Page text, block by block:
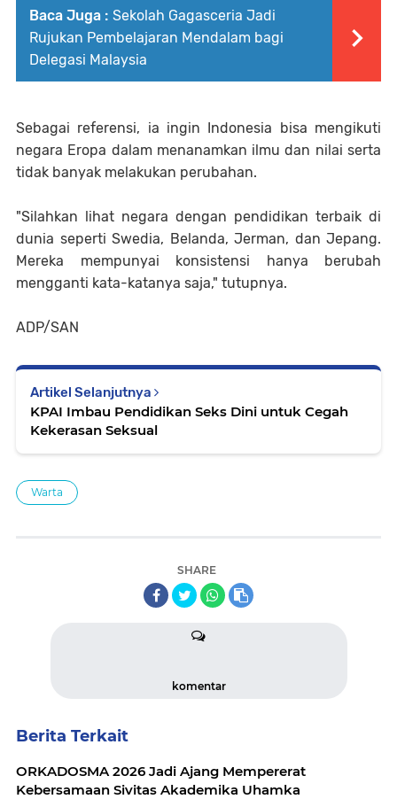
Baca Juga : Sekolah Gagasceria Jadi
Rujukan Pembelajaran Mendalam bagi
Delegasi Malaysia
Sebagai referensi, ia ingin Indonesia bisa mengikuti
negara Eropa dalam menanamkan ilmu dan nilai serta
tidak banyak melakukan perubahan.
"Silahkan lihat negara dengan pendidikan terbaik di
dunia seperti Swedia, Belanda, Jerman, dan Jepang.
Mereka mempunyai konsistensi hanya berubah
mengganti kata-katanya saja," tutupnya.
ADP/SAN
Artikel Selanjutnya
KPAI Imbau Pendidikan Seks Dini untuk Cegah
Kekerasan Seksual
Warta
SHARE
komentar
Berita Terkait
ORKADOSMA 2026 Jadi Ajang Mempererat
Kebersamaan Sivitas Akademika Uhamka